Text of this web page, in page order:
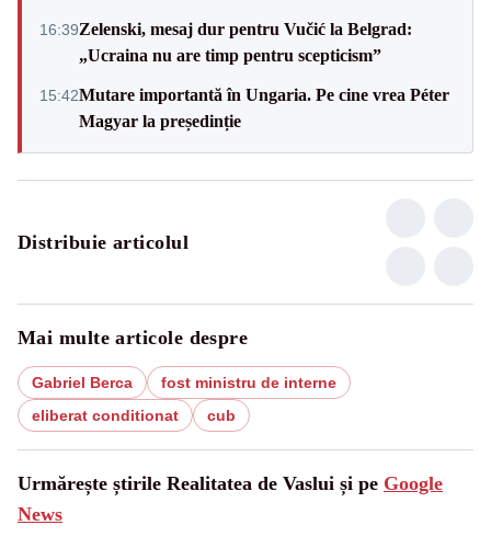
16:39Zelenski, mesaj dur pentru Vučić la Belgrad:
„Ucraina nu are timp pentru scepticism”
15:42Mutare importantă în Ungaria. Pe cine vrea Péter
Magyar la președinție
Distribuie articolul
Mai multe articole despre
Gabriel Berca
fost ministru de interne
eliberat conditionat
cub
Urmărește știrile Realitatea de Vaslui și pe Google
News